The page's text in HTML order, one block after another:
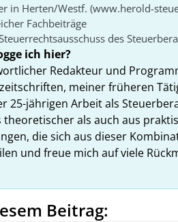
in Herten/Westf. (www.herold-
Fachbeiträge
des
ich hier?
Redakteur und
meiner früheren
25-jährigen Arbeit als
theoretischer als auch aus
die sich aus dieser
und freue mich auf viele
Beitrag: